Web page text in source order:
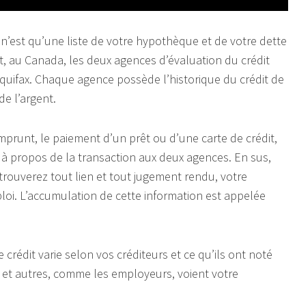
qu’une liste de votre hypothèque et de votre dette
au Canada, les deux agences d’évaluation du crédit
Chaque agence possède l’historique du crédit de
l’argent.
le paiement d’un prêt ou d’une carte de crédit,
propos de la transaction aux deux agences. En sus,
tout lien et tout jugement rendu, votre
L’accumulation de cette information est appelée
crédit varie selon vos créditeurs et ce qu’ils ont noté
autres, comme les employeurs, voient votre